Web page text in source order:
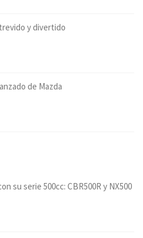
y divertido
de Mazda
su serie 500cc: CBR500R y NX500